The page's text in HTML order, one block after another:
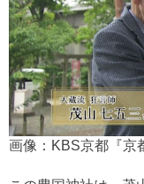
画像：KBS京都『京